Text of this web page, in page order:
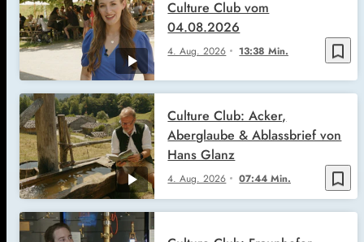
bookmark_border
4. Aug. 2026 13:38 Min.
Culture Club vom
04.08.2026
bookmark_border
4. Aug. 2026 07:44 Min.
Culture Club: Acker,
Aberglaube & Ablassbrief von
Hans Glanz